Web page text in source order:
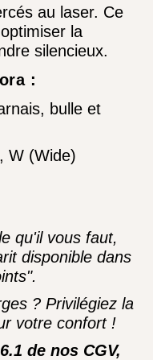
au laser. Ce
la
silencieux.
:
bulle et
W (Wide)
qu'il vous faut,
disponible dans
? Privilégiez la
votre confort !
de nos CGV,